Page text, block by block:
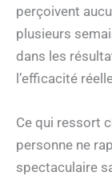
perçoivent
plusieurs
dans les
l’efficacité
Ce qui ressort
personne ne
spectaculaire